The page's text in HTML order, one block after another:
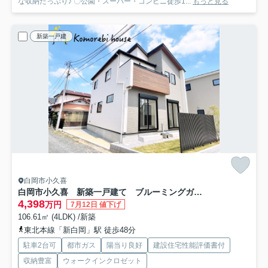
新築一戸建
白岡市小久喜
白岡市小久喜 新築一戸建て ブルーミングガーデン 01
4,398万円 7月12日 値下げ
106.61㎡ (4LDK) /新築
東北本線「新白岡」駅 徒歩48分
駐車2台可 都市ガス 陽当り良好
建設住宅性能評価書付
収納豊富
ウォークインクロゼット